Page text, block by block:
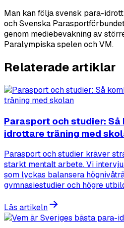
Man kan följa svensk para-
och Svenska
genom mediebevakning av
Paralympiska spelen och VM.
Relaterade artiklar
Parasport och studier:
idrottare träning med
Parasport och studier kräver
starkt mentalt arbete. Vi
som lyckas balansera
gymnasiestudier och högre
Läs artikeln